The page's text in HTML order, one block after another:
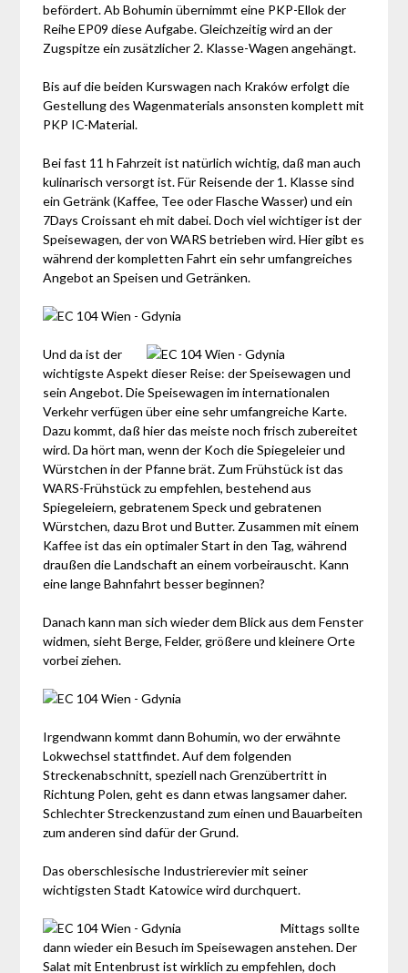
befördert. Ab Bohumin übernimmt eine PKP-Ellok der
Reihe EP09 diese Aufgabe. Gleichzeitig wird an der
Zugspitze ein zusätzlicher 2. Klasse-Wagen angehängt.
Bis auf die beiden Kurswagen nach Kraków erfolgt die
Gestellung des Wagenmaterials ansonsten komplett mit
PKP IC-Material.
Bei fast 11 h Fahrzeit ist natürlich wichtig, daß man auch
kulinarisch versorgt ist. Für Reisende der 1. Klasse sind
ein Getränk (Kaffee, Tee oder Flasche Wasser) und ein
7Days Croissant eh mit dabei. Doch viel wichtiger ist der
Speisewagen, der von WARS betrieben wird. Hier gibt es
während der kompletten Fahrt ein sehr umfangreiches
Angebot an Speisen und Getränken.
Und da ist der
wichtigste Aspekt dieser Reise: der Speisewagen und
sein Angebot. Die Speisewagen im internationalen
Verkehr verfügen über eine sehr umfangreiche Karte.
Dazu kommt, daß hier das meiste noch frisch zubereitet
wird. Da hört man, wenn der Koch die Spiegeleier und
Würstchen in der Pfanne brät. Zum Frühstück ist das
WARS-Frühstück zu empfehlen, bestehend aus
Spiegeleiern, gebratenem Speck und gebratenen
Würstchen, dazu Brot und Butter. Zusammen mit einem
Kaffee ist das ein optimaler Start in den Tag, während
draußen die Landschaft an einem vorbeirauscht. Kann
eine lange Bahnfahrt besser beginnen?
Danach kann man sich wieder dem Blick aus dem Fenster
widmen, sieht Berge, Felder, größere und kleinere Orte
vorbei ziehen.
Irgendwann kommt dann Bohumin, wo der erwähnte
Lokwechsel stattfindet. Auf dem folgenden
Streckenabschnitt, speziell nach Grenzübertritt in
Richtung Polen, geht es dann etwas langsamer daher.
Schlechter Streckenzustand zum einen und Bauarbeiten
zum anderen sind dafür der Grund.
Das oberschlesische Industrierevier mit seiner
wichtigsten Stadt Katowice wird durchquert.
Mittags sollte
dann wieder ein Besuch im Speisewagen anstehen. Der
Salat mit Entenbrust ist wirklich zu empfehlen, doch